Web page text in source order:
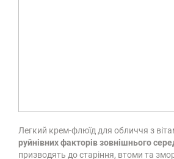
Легкий крем-флюїд для обличчя з
руйнівних факторів зовнішнього
призводять до старіння, втоми та